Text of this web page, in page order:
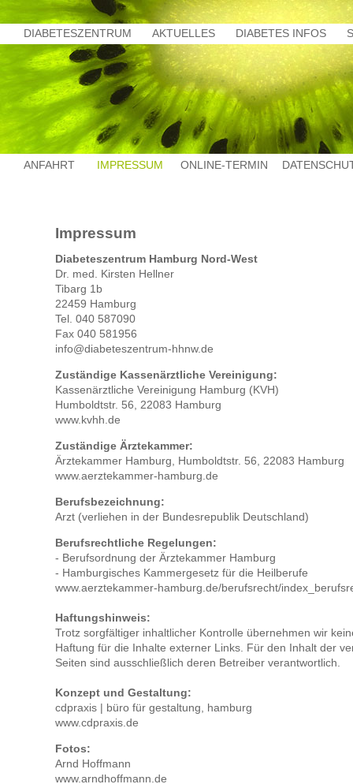
DIABETESZENTRUM AKTUELLES DIABETES INFOS
ANFAHRT IMPRESSUM ONLINE-TERMIN
Impressum
Diabeteszentrum Hamburg Nord-West
Dr. med. Kirsten Hellner
Tibarg 1b
22459 Hamburg
Tel. 040 587090
Fax 040 581956
info@diabeteszentrum-hhnw.de
Zuständige Kassenärztliche Vereinigung:
Kassenärztliche Vereinigung Hamburg (KVH)
Humboldtstr. 56, 22083 Hamburg
www.kvhh.de
Zuständige Ärztekammer:
Ärztekammer Hamburg, Humboldtstr. 56, 22083 Hamburg
www.aerztekammer-hamburg.de
Berufsbezeichnung:
Arzt (verliehen in der Bundesrepublik Deutschland)
Berufsrechtliche Regelungen:
- Berufsordnung der Ärztekammer Hamburg
- Hamburgisches Kammergesetz für die Heilberufe
www.aerztekammer-hamburg.de/berufsrecht/
Haftungshinweis:
Trotz sorgfältiger inhaltlicher Kontrolle übernehmen wir
Haftung für die Inhalte externer Links. Für den Inhalt der
Seiten sind ausschließlich deren Betreiber verantwortlich.
Konzept und Gestaltung:
cdpraxis | büro für gestaltung, hamburg
www.cdpraxis.de
Fotos:
Arnd Hoffmann
www.arndhoffmann.de